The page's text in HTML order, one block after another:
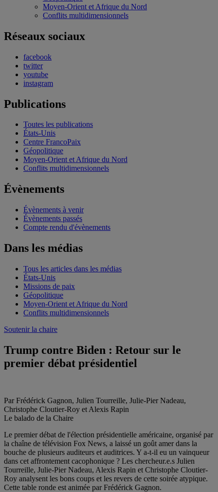
Moyen-Orient et Afrique du Nord
Conflits multidimensionnels
Réseaux sociaux
facebook
twitter
youtube
instagram
Publications
Toutes les publications
États-Unis
Centre FrancoPaix
Géopolitique
Moyen-Orient et Afrique du Nord
Conflits multidimensionnels
Évènements
Évènements à venir
Évènements passés
Compte rendu d'évènements
Dans les médias
Tous les articles dans les médias
États-Unis
Missions de paix
Géopolitique
Moyen-Orient et Afrique du Nord
Conflits multidimensionnels
Soutenir la chaire
Trump contre Biden : Retour sur le
premier débat présidentiel
Par Frédérick Gagnon, Julien Tourreille, Julie-Pier Nadeau,
Christophe Cloutier-Roy et Alexis Rapin
Le balado de la Chaire
Le premier débat de l'élection présidentielle américaine, organisé par
la chaîne de télévision Fox News, a laissé un goût amer dans la
bouche de plusieurs auditeurs et auditrices. Y a-t-il eu un vainqueur
dans cet affrontement cacophonique ? Les chercheur.e.s Julien
Tourreille, Julie-Pier Nadeau, Alexis Rapin et Christophe Cloutier-
Roy analysent les bons coups et les revers de cette soirée atypique.
Cette table ronde est animée par Frédérick Gagnon.